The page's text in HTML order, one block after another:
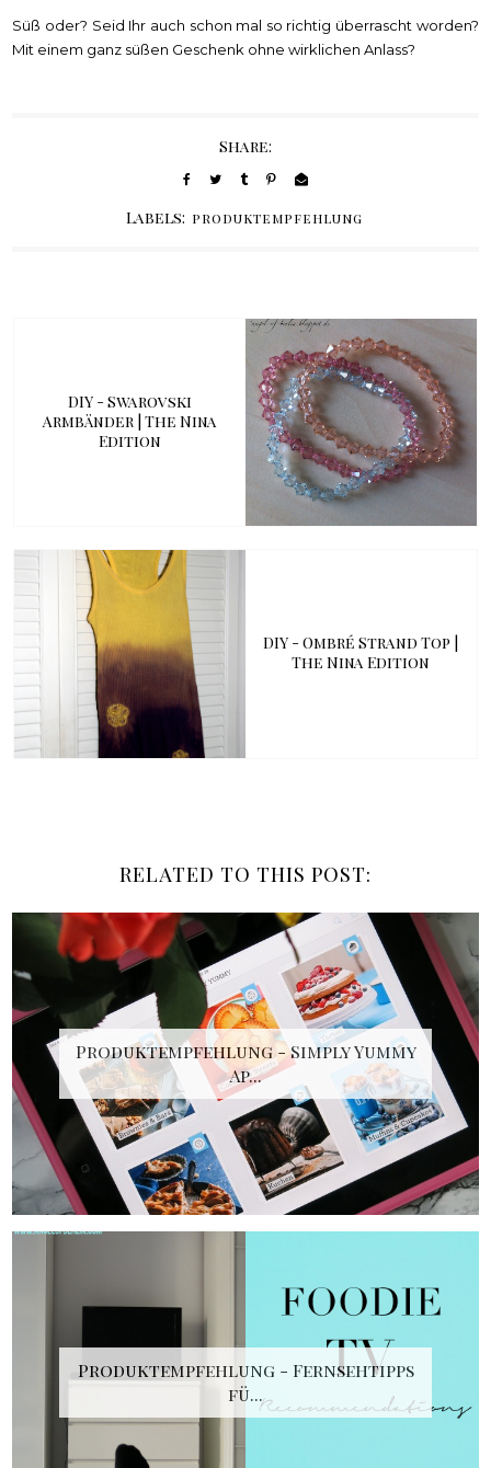
Süß oder? Seid Ihr auch schon mal so richtig überrascht worden?
Mit einem ganz süßen Geschenk ohne wirklichen Anlass?
Share:
Labels: produktempfehlung
DIY - Swarovski
Armbänder | The Nina
Edition
DIY - Ombré Strand Top |
The Nina Edition
RELATED TO THIS POST:
Produktempfehlung - Simply Yummy
Ap...
Produktempfehlung - Fernsehtipps
fü...